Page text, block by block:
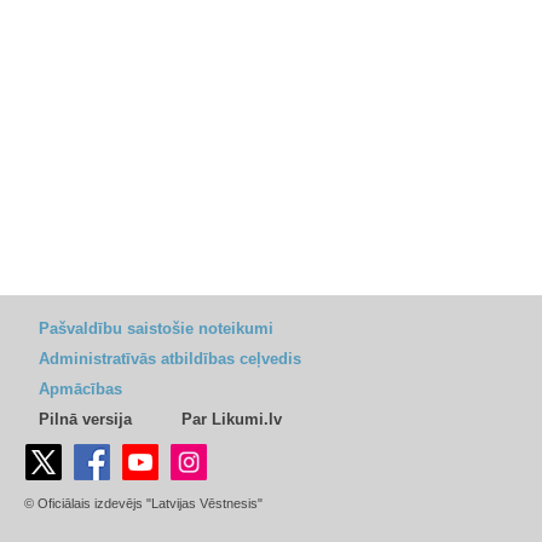
Pašvaldību saistošie noteikumi
Administratīvās atbildības ceļvedis
Apmācības
Pilnā versija
Par Likumi.lv
© Oficiālais izdevējs "Latvijas Vēstnesis"